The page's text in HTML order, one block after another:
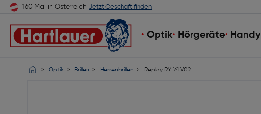
160 Mal in Österreich Jetzt Geschäft finden
Optik Hörgeräte Handy
Optik Brillen Herrenbrillen Replay RY 161 V02